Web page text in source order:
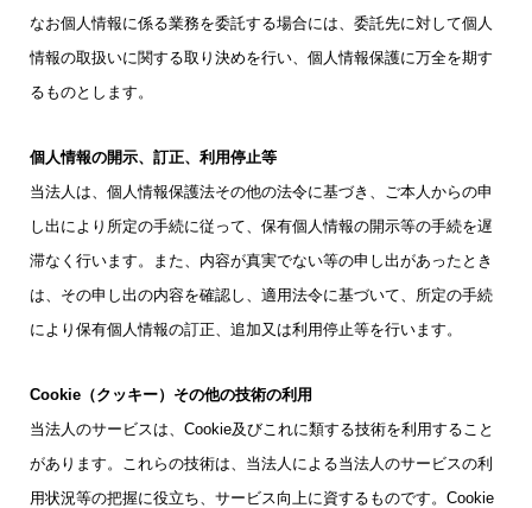
なお個人情報に係る業務を委託する場合には、委託先に対して個人
情報の取扱いに関する取り決めを行い、個人情報保護に万全を期す
るものとします。
個人情報の開示、訂正、利用停止等
当法人は、個人情報保護法その他の法令に基づき、ご本人からの申
し出により所定の手続に従って、保有個人情報の開示等の手続を遅
滞なく行います。また、内容が真実でない等の申し出があったとき
は、その申し出の内容を確認し、適用法令に基づいて、所定の手続
により保有個人情報の訂正、追加又は利用停止等を行います。
Cookie（クッキー）その他の技術の利用
当法人のサービスは、Cookie及びこれに類する技術を利用すること
があります。これらの技術は、当法人による当法人のサービスの利
用状況等の把握に役立ち、サービス向上に資するものです。Cookie